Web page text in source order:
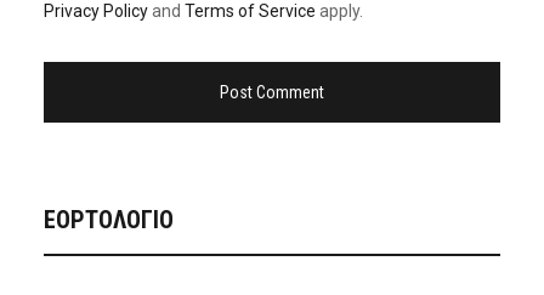
Privacy Policyand Terms of Service apply.
ΕΟΡΤΟΛΟΓΙΟ